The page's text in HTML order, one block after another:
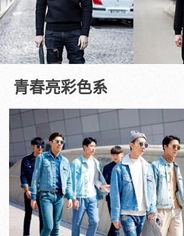
青春亮彩色系